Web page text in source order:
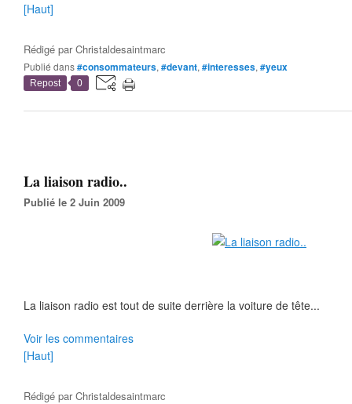
[Haut]
Rédigé parChristaldesaintmarc
Publié dans#consommateurs, #devant, #interesses, #yeux
Repost 0
La liaison radio..
Publié le 2 Juin 2009
La liaison radio est tout de suite derrière la voiture de tête...
Voir les commentaires
[Haut]
Rédigé parChristaldesaintmarc